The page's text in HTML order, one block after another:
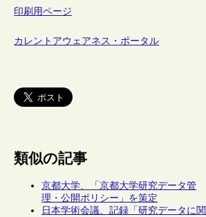
印刷用ページ
カレントアウェアネス・ポータル
類似の記事
京都大学、「京都大学研究データ管
理・公開ポリシー」を策定
日本学術会議、記録「研究データに関